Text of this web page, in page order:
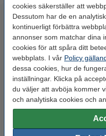
cookies säkerställer att
Dessutom har de en
kontinuerligt förbättra
annonser som matchar dina
cookies för att spåra ditt
webbplats. I vår Policy
dessa cookies, hur de
inställningar. Klicka på
du väljer att avböja kommer
och analytiska cookies och
123-3D Hotend
rengöringsborste | Koppar